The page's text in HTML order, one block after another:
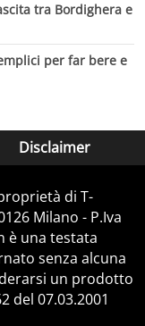
tra Bordighera e
per far bere e
Disclaimer
di T-
Milano - P.Iva
è una testata
senza alcuna
un prodotto
del 07.03.2001